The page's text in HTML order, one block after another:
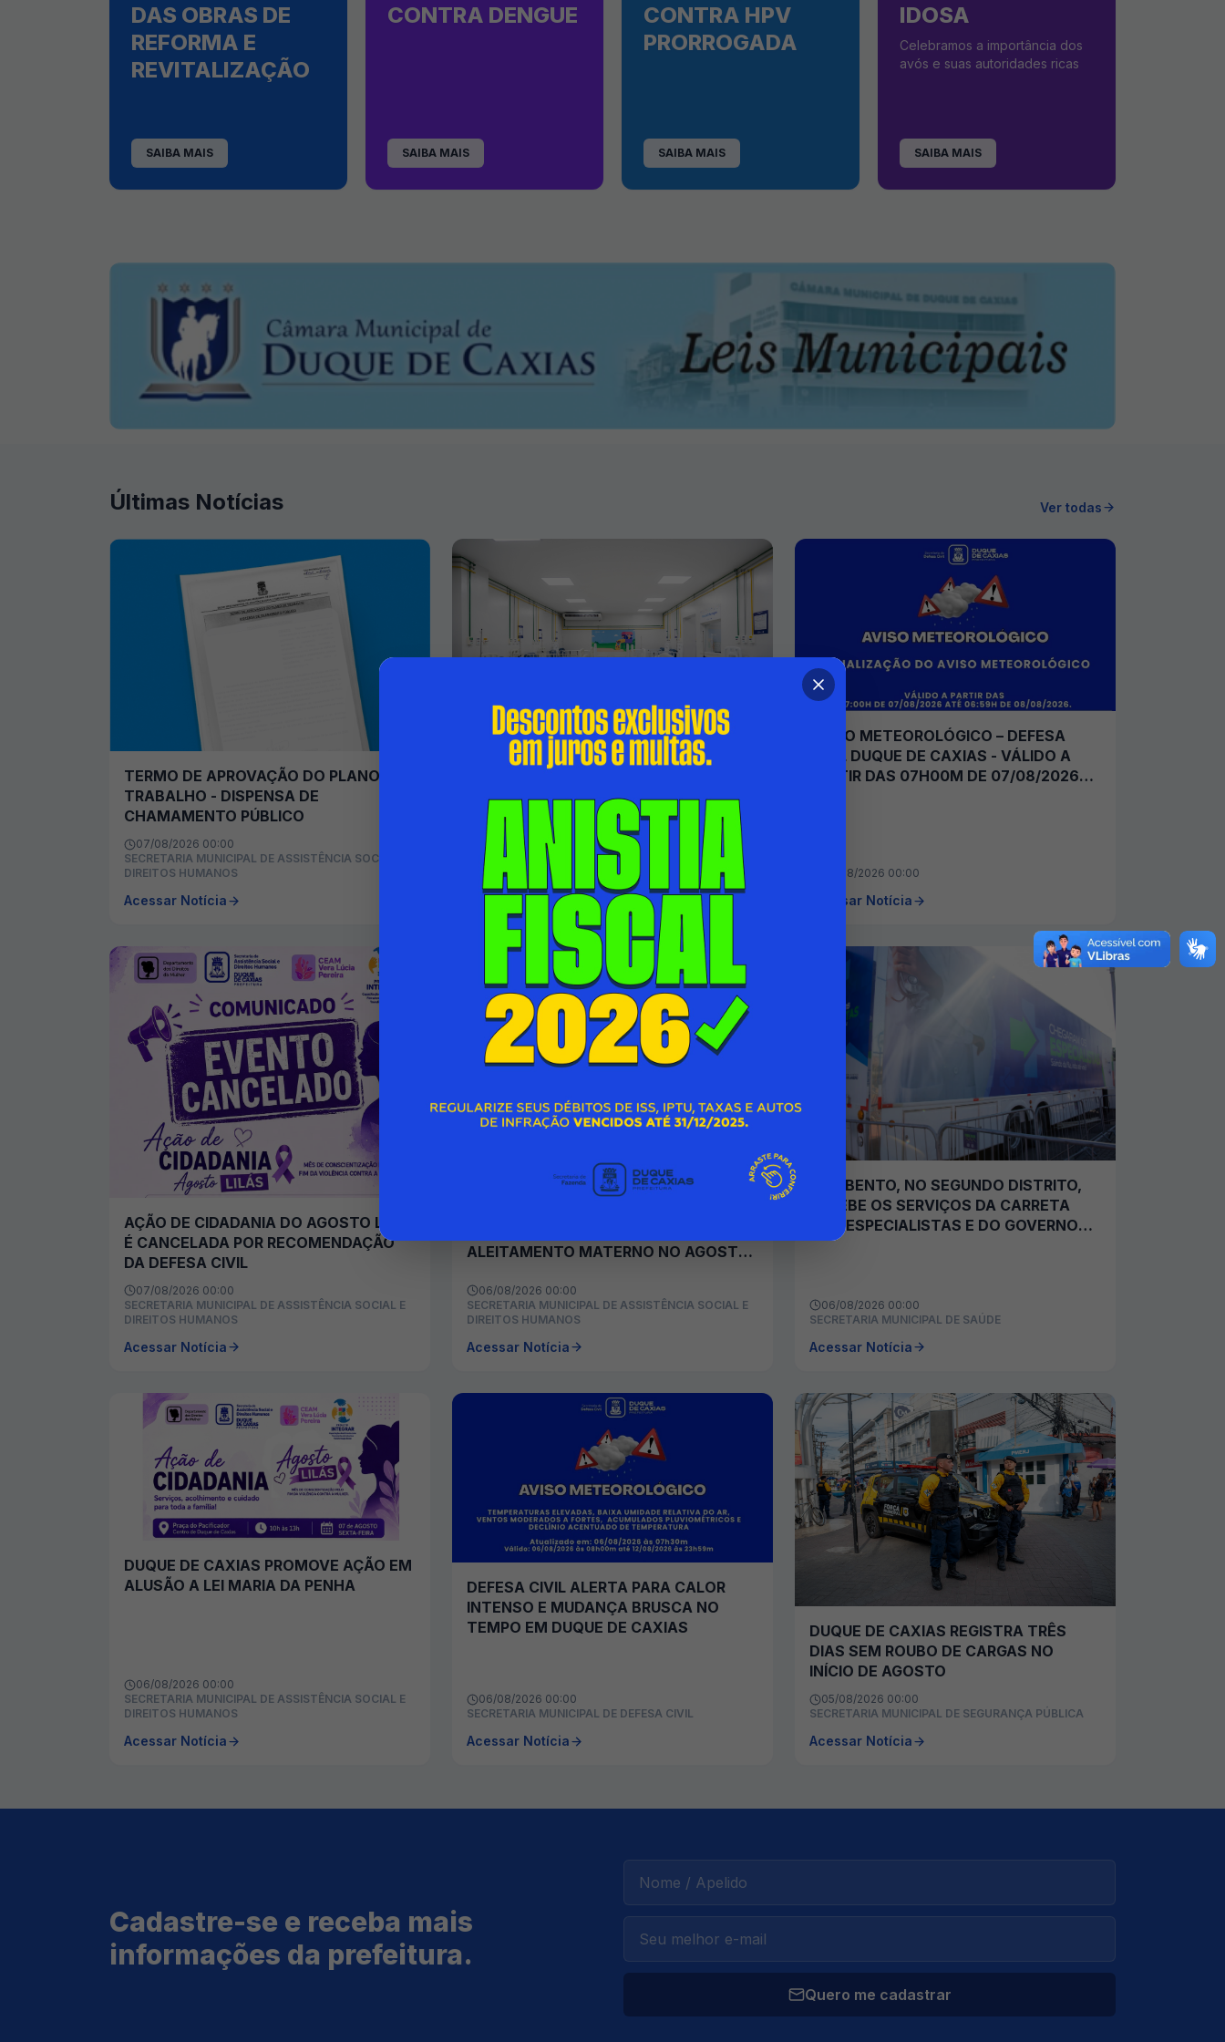
DAS OBRAS DE
REFORMA E
REVITALIZAÇÃO
SAIBA MAIS
CONTRA DENGUE
SAIBA MAIS
CONTRA HPV
PRORROGADA
SAIBA MAIS
IDOSA
Celebramos a importância dos
avós e suas autoridades ricas
SAIBA MAIS
Últimas Notícias Ver todas
TERMO DE APROVAÇÃO DO PLANO DE
TRABALHO - DISPENSA DE
CHAMAMENTO PÚBLICO
07/08/2026 00:00
SECRETARIA MUNICIPAL DE ASSISTÊNCIA SOCIAL E
DIREITOS HUMANOS
Acessar Notícia
SILVEIRA PASSA A CONTAR COM ÁREA
DO 1º ANDAR TOTALMENTE
REFORMADA
07/08/2026 00:00
Acessar Notícia
AVISO METEOROLÓGICO – DEFESA
CIVIL DUQUE DE CAXIAS - VÁLIDO A
PARTIR DAS 07H00M DE 07/08/2026
07/08/2026 00:00
Acessar Notícia
AÇÃO DE CIDADANIA DO AGOSTO LILÁS
É CANCELADA POR RECOMENDAÇÃO
DA DEFESA CIVIL
07/08/2026 00:00
SECRETARIA MUNICIPAL DE ASSISTÊNCIA SOCIAL E
DIREITOS HUMANOS
Acessar Notícia
ALEITAMENTO MATERNO NO AGOSTO
06/08/2026 00:00
SECRETARIA MUNICIPAL DE ASSISTÊNCIA SOCIAL E
DIREITOS HUMANOS
Acessar Notícia
SÃO BENTO, NO SEGUNDO DISTRITO,
RECEBE OS SERVIÇOS DA CARRETA
DOS ESPECIALISTAS E DO GOVERNO
NOS BAIRROS
06/08/2026 00:00
SECRETARIA MUNICIPAL DE SAÚDE
Acessar Notícia
DUQUE DE CAXIAS PROMOVE AÇÃO EM
ALUSÃO A LEI MARIA DA PENHA
06/08/2026 00:00
SECRETARIA MUNICIPAL DE ASSISTÊNCIA SOCIAL E
DIREITOS HUMANOS
Acessar Notícia
DEFESA CIVIL ALERTA PARA CALOR
INTENSO E MUDANÇA BRUSCA NO
TEMPO EM DUQUE DE CAXIAS
06/08/2026 00:00
SECRETARIA MUNICIPAL DE DEFESA CIVIL
Acessar Notícia
DUQUE DE CAXIAS REGISTRA TRÊS
DIAS SEM ROUBO DE CARGAS NO
INÍCIO DE AGOSTO
05/08/2026 00:00
SECRETARIA MUNICIPAL DE SEGURANÇA PÚBLICA
Acessar Notícia
Cadastre-se e receba mais
informações da prefeitura.
Quero me cadastrar